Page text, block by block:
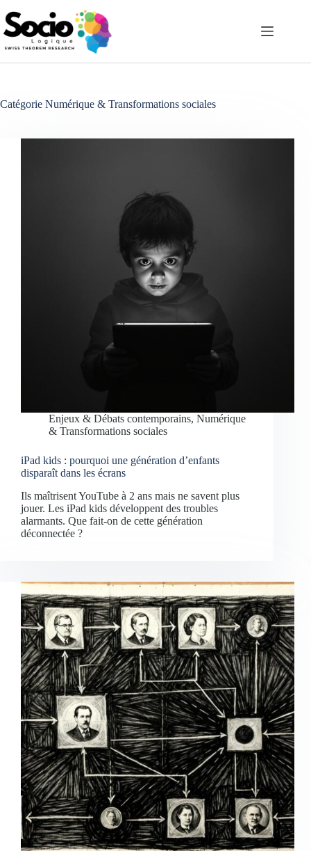
au
contenu
Catégorie Numérique & Transformations sociales
Enjeux & Débats contemporains, Numérique
& Transformations sociales
iPad kids : pourquoi une génération d’enfants
disparaît dans les écrans
Ils maîtrisent YouTube à 2 ans mais ne savent plus
jouer. Les iPad kids développent des troubles
alarmants. Que fait-on de cette génération
déconnectée ?